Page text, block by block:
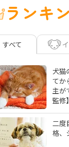
ランキ
すべて
犬猫
てか
主が
監修】
二度
格、